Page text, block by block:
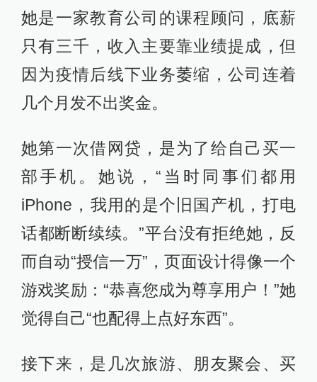
她是一家教育公司的课程顾问，底薪
只有三千，收入主要靠业绩提成，但
因为疫情后线下业务萎缩，公司连着
几个月发不出奖金。
她第一次借网贷，是为了给自己买一
部手机。她说，“当时同事们都用
iPhone，我用的是个旧国产机，打电
话都断断续续。”平台没有拒绝她，反
而自动“授信一万”，页面设计得像一个
游戏奖励：“恭喜您成为尊享用户！”她
觉得自己“也配得上点好东西”。
接下来，是几次旅游、朋友聚会、买